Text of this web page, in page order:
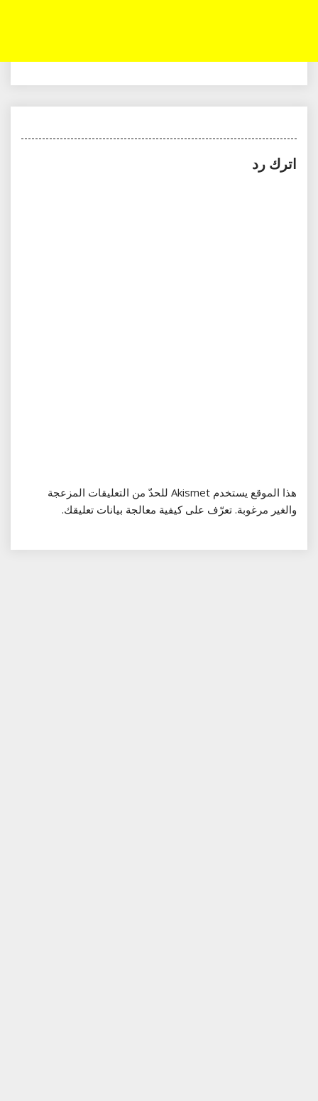
اترك رد
هذا الموقع يستخدم Akismet للحدّ من التعليقات المزعجة
والغير مرغوبة. تعرّف على كيفية معالجة بيانات تعليقك.